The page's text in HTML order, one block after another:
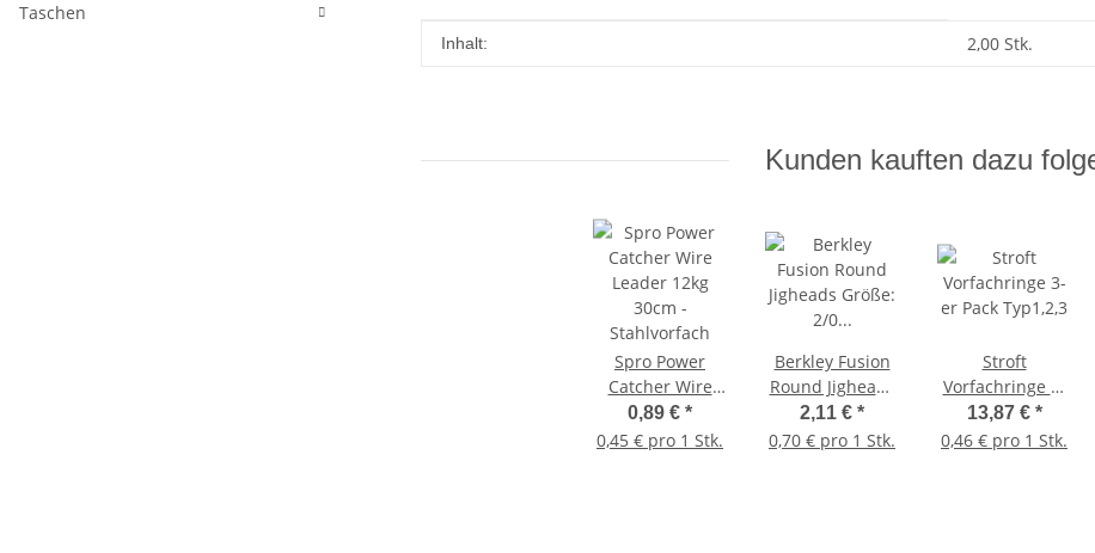
Produkteigenschaft
Wert
Inhalt: 2,00 Stk.
Kunden kauften dazu
Spro Power
Catcher Wire
Leader 12kg
30cm -
0,89 € *
0,45 € pro 1 Stk.
Berkley Fusion
Round Jigheads
Größe: 2/0
Gewicht: 7g 3
2,11 € *
0,70 € pro 1 Stk.
Stroft
Vorfachringe 3-
er Pack Typ1,2,3
13,87 € *
0,46 € pro 1 Stk.
Taschen